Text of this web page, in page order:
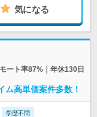
気になる
ート率87%｜年休130日
ム高単価案件多数！
学歴不問